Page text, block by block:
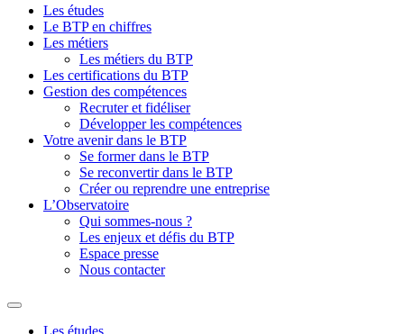
Les études
Le BTP en chiffres
Les métiers
Les métiers du BTP
Les certifications du BTP
Gestion des compétences
Recruter et fidéliser
Développer les compétences
Votre avenir dans le BTP
Se former dans le BTP
Se reconvertir dans le BTP
Créer ou reprendre une entreprise
L’Observatoire
Qui sommes-nous ?
Les enjeux et défis du BTP
Espace presse
Nous contacter
Les études